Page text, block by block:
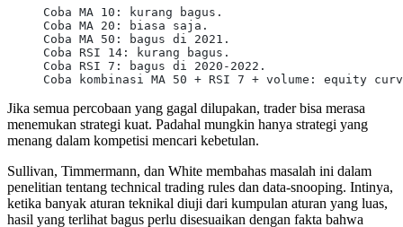
Coba MA 10: kurang bagus.
Coba MA 20: biasa saja.
Coba MA 50: bagus di 2021.
Coba RSI 14: kurang bagus.
Coba RSI 7: bagus di 2020-2022.
Coba kombinasi MA 50 + RSI 7 + volume: equity
Jika semua percobaan yang gagal dilupakan, trader bisa merasa
menemukan strategi kuat. Padahal mungkin hanya strategi yang
menang dalam kompetisi mencari kebetulan.
Sullivan, Timmermann, dan White membahas masalah ini dalam
penelitian tentang technical trading rules dan data-snooping. Intinya,
ketika banyak aturan teknikal diuji dari kumpulan aturan yang luas,
hasil yang terlihat bagus perlu disesuaikan dengan fakta bahwa